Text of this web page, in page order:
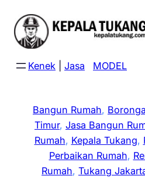
content
Kenek Jasa MODEL
Bangun Rumah,
Timur, Jasa Bangun
Rumah, Kepala Tukang,
Perbaikan Rumah,
Rumah, Tukang